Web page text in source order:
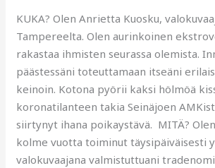
KUKA? Olen Anrietta Kuosku,
Tampereelta. Olen aurinkoinen
rakastaa ihmisten seurassa olemista.
päästessäni toteuttamaan itseäni
keinoin. Kotona pyörii kaksi hölmöä
koronatilanteen takia Seinäjoen
siirtynyt ihana poikaystävä. MITÄ?
kolme vuotta toiminut täysipäiväisesti
valokuvaajana valmistuttuani